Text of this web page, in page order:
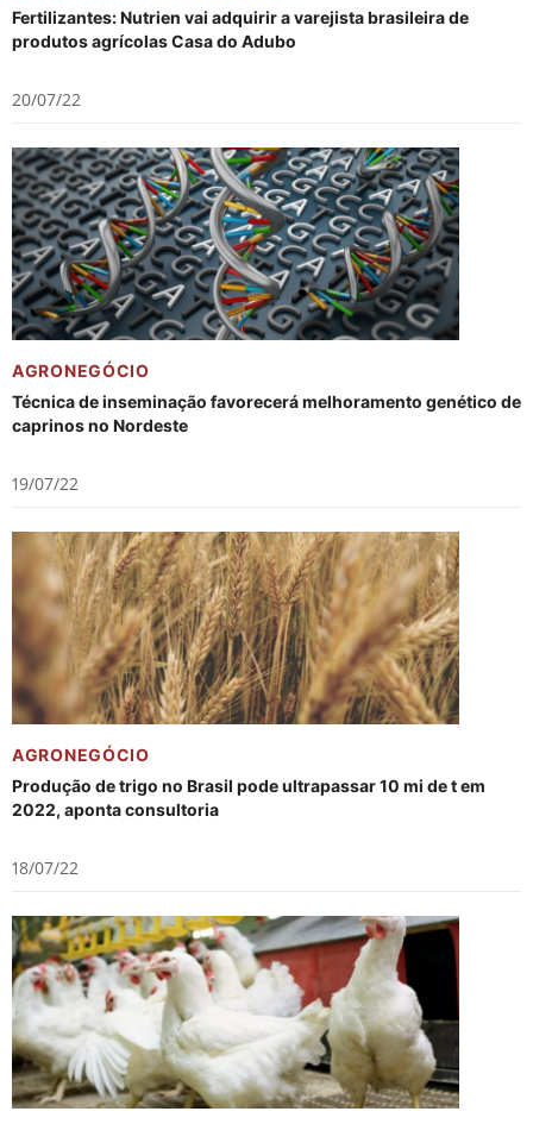
Fertilizantes: Nutrien vai adquirir a varejista brasileira de
produtos agrícolas Casa do Adubo
20/07/22
AGRONEGÓCIO
Técnica de inseminação favorecerá melhoramento genético de
caprinos no Nordeste
19/07/22
AGRONEGÓCIO
Produção de trigo no Brasil pode ultrapassar 10 mi de t em
2022, aponta consultoria
18/07/22